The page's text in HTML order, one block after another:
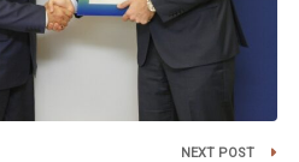
NEXT POST